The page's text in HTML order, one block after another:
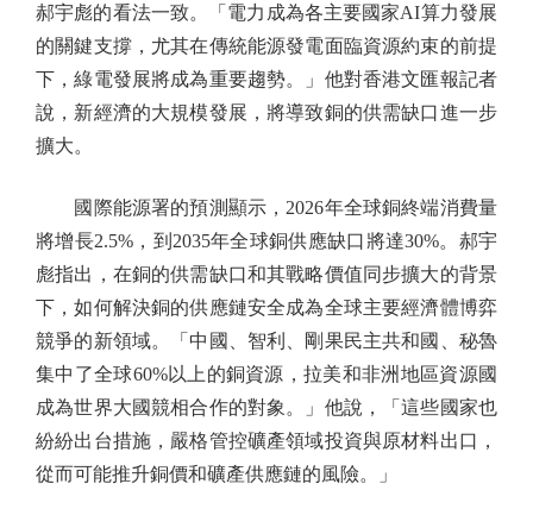
郝宇彪的看法一致。「電力成為各主要國家AI算力發展
的關鍵支撐，尤其在傳統能源發電面臨資源約束的前提
下，綠電發展將成為重要趨勢。」他對香港文匯報記者
說，新經濟的大規模發展，將導致銅的供需缺口進一步
擴大。
國際能源署的預測顯示，2026年全球銅終端消費量
將增長2.5%，到2035年全球銅供應缺口將達30%。郝宇
彪指出，在銅的供需缺口和其戰略價值同步擴大的背景
下，如何解決銅的供應鏈安全成為全球主要經濟體博弈
競爭的新領域。「中國、智利、剛果民主共和國、秘魯
集中了全球60%以上的銅資源，拉美和非洲地區資源國
成為世界大國競相合作的對象。」他說，「這些國家也
紛紛出台措施，嚴格管控礦產領域投資與原材料出口，
從而可能推升銅價和礦產供應鏈的風險。」